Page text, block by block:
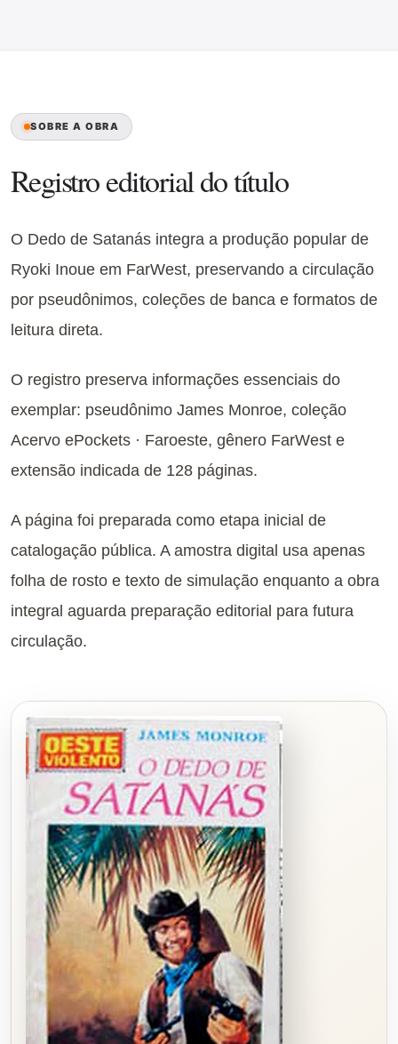
SOBRE A OBRA
Registro editorial do título
O Dedo de Satanás integra a produção popular de
Ryoki Inoue em FarWest, preservando a circulação
por pseudônimos, coleções de banca e formatos de
leitura direta.
O registro preserva informações essenciais do
exemplar: pseudônimo James Monroe, coleção
Acervo ePockets · Faroeste, gênero FarWest e
extensão indicada de 128 páginas.
A página foi preparada como etapa inicial de
catalogação pública. A amostra digital usa apenas
folha de rosto e texto de simulação enquanto a obra
integral aguarda preparação editorial para futura
circulação.